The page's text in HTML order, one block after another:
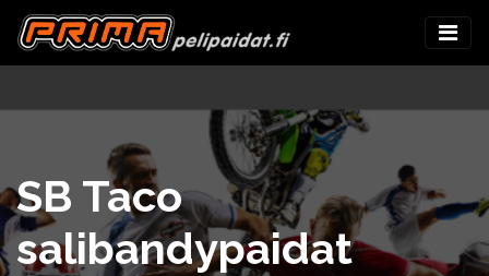
SB Taco
salibandypaidat